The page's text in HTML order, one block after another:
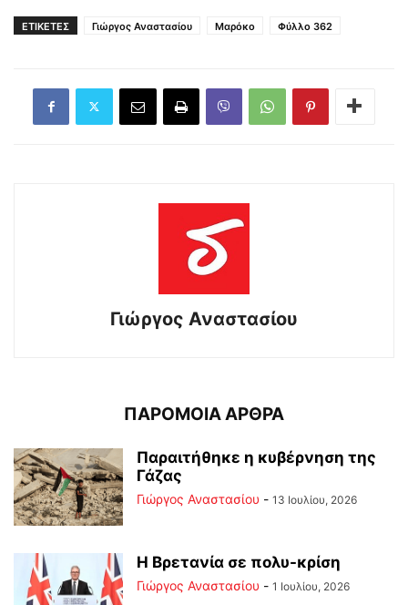
ΕΤΙΚΕΤΕΣ Γιώργος Αναστασίου Μαρόκο Φύλλο 362
Γιώργος Αναστασίου
ΠΑΡΟΜΟΙΑ ΑΡΘΡΑ
Παραιτήθηκε η κυβέρνηση της
Γάζας
Γιώργος Αναστασίου - 13 Ιουλίου, 2026
Η Βρετανία σε πολυ-κρίση
Γιώργος Αναστασίου - 1 Ιουλίου, 2026